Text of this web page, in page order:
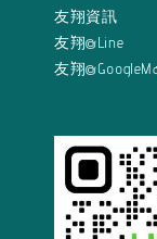
友翔資訊
友翔@Line
友翔